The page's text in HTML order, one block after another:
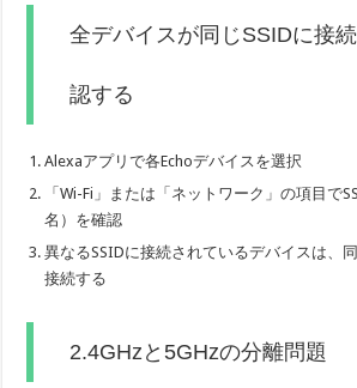
全デバイスが同じSSIDに接
認する
Alexaアプリで各Echoデバイスを選択
「Wi-Fi」または「ネットワーク」の項目で
名）を確認
異なるSSIDに接続されているデバイスは、
接続する
2.4GHzと5GHzの分離問題